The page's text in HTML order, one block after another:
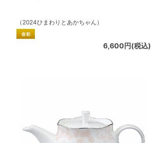
（2024ひまわりとあかちゃん）
6,600円(税込)